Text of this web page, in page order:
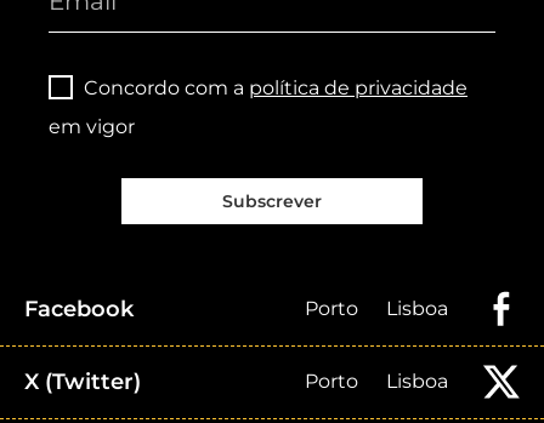
Concordo com a política de privacidade
em vigor
Subscrever
Facebook Porto Lisboa
X (Twitter) Porto Lisboa